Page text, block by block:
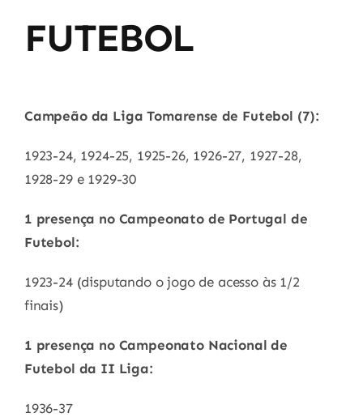
FUTEBOL
Campeão da Liga Tomarense de Futebol (7):
1923-24, 1924-25, 1925-26, 1926-27, 1927-28,
1928-29 e 1929-30
1 presença no Campeonato de Portugal de
Futebol:
1923-24 (disputando o jogo de acesso às 1/2
finais)
1 presença no Campeonato Nacional de
Futebol da II Liga:
1936-37